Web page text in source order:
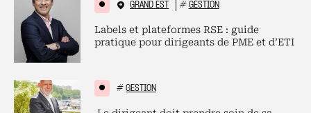
GRAND EST # GESTION
Labels et plateformes RSE : guide
pratique pour dirigeants de PME et d’ETI
# GESTION